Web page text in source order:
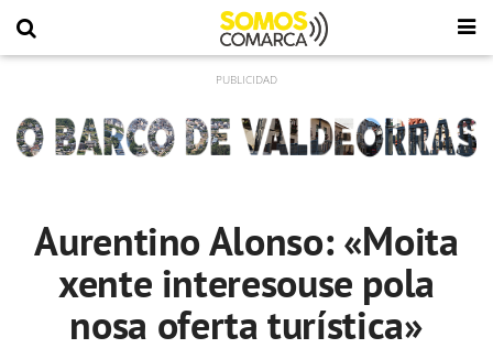
Aurentino Alonso: «Moita
xente interesouse pola
nosa oferta turística»